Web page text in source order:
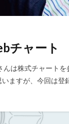
チャート
んは株式チャート
ますが、今回は登